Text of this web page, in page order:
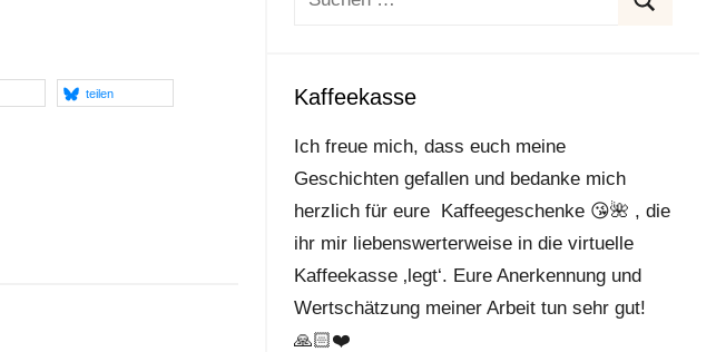
teilen Kaffeekasse
Ich freue mich, dass euch meine
Geschichten gefallen und bedanke mich
herzlich für eure Kaffeegeschenke 😘🌺 , die
ihr mir liebenswerterweise in die virtuelle
Kaffeekasse ‚legt‘. Eure Anerkennung und
Wertschätzung meiner Arbeit tun sehr gut!
🙏🏻❤️